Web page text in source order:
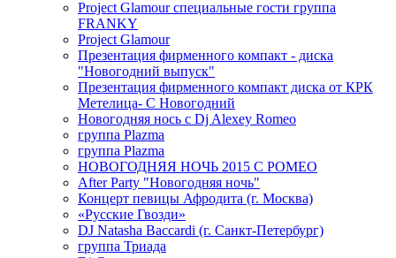
Project Glamour специальные гости группа
FRANKY
Project Glamour
Презентация фирменного компакт - диска
"Новогодний выпуск"
Презентация фирменного компакт диска от КРК
Метелица- С Новогодний
Новогодняя нось с Dj Alexey Romeo
группа Plazma
группа Plazma
НОВОГОДНЯЯ НОЧЬ 2015 C РОМЕО
After Party "Новогодняя ночь"
Концерт певицы Афродита (г. Москва)
«Русские Гвозди»
DJ Natasha Baccardi (г. Санкт-Петербург)
группа Триада